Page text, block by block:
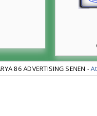
86 ADVERTISING SENEN -